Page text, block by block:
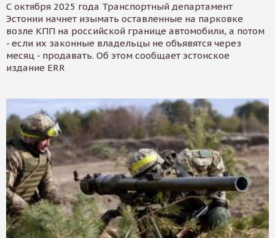
С октября 2025 года Транспортный департамент
Эстонии начнет изымать оставленные на парковке
возле КПП на российской границе автомобили, а потом
- если их законные владельцы не объявятся через
месяц - продавать. Об этом сообщает эстонское
издание ERR